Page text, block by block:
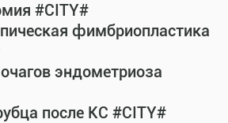
#CITY#
фимбриопластика
эндометриоза
после КС #CITY#